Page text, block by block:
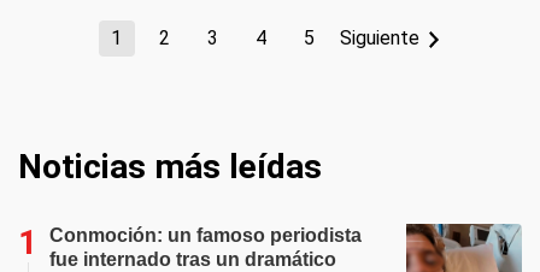
1 2 3 4 5 Siguiente
Noticias más leídas
Conmoción: un famoso periodista
fue internado tras un dramático